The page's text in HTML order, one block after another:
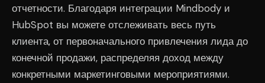
отчетности. Благодаря интеграции Mindbody и
HubSpot вы можете отслеживать весь путь
клиента, от первоначального привлечения лида до
конечной продажи, распределяя доход между
конкретными маркетинговыми мероприятиями.